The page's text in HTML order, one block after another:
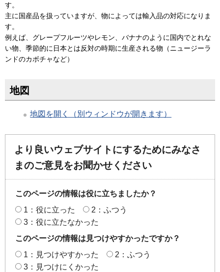
す。
主に国産品を扱っていますが、物によっては輸入品の対応になりま
す。
例えば、グレープフルーツやレモン、バナナのように国内でとれな
い物、季節的に日本とは反対の時期に生産される物（ニュージーラ
ンドのカボチャなど）
地図
地図を開く（別ウィンドウが開きます）
より良いウェブサイトにするためにみなさ
まのご意見をお聞かせください
このページの情報は役に立ちましたか？
1：役に立った
2：ふつう
3：役に立たなかった
このページの情報は見つけやすかったですか？
1：見つけやすかった
2：ふつう
3：見つけにくかった